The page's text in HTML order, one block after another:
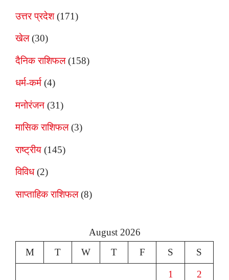
उत्तर प्रदेश(171)
खेल(30)
दैनिक राशिफल(158)
धर्म-कर्म (4)
मनोरंजन (31)
मासिक राशिफल(3)
राष्ट्रीय (145)
विविध(2)
साप्ताहिक राशिफल(8)
August 2026
M
T W T F S S
1 2